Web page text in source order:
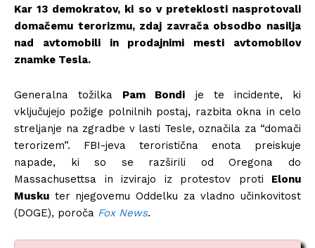
Kar 13 demokratov, ki so v preteklosti nasprotovali
domačemu terorizmu, zdaj zavrača obsodbo nasilja
nad avtomobili in prodajnimi mesti avtomobilov
znamke Tesla.
Generalna tožilka Pam Bondi je te incidente, ki
vključujejo požige polnilnih postaj, razbita okna in celo
streljanje na zgradbe v lasti Tesle, označila za “domači
terorizem”. FBI-jeva teroristična enota preiskuje
napade, ki so se razširili od Oregona do
Massachusettsa in izvirajo iz protestov proti Elonu
Musku ter njegovemu Oddelku za vladno učinkovitost
(DOGE), poroča Fox News.